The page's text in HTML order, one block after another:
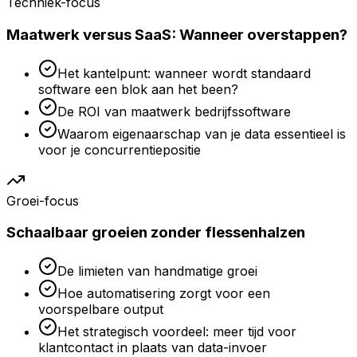
Maatwerk versus SaaS: Wanneer overstappen?
Het kantelpunt: wanneer wordt standaard
software een blok aan het been?
De ROI van maatwerk bedrijfssoftware
Waarom eigenaarschap van je data essentieel is
voor je concurrentiepositie
Groei-focus
Schaalbaar groeien zonder flessenhalzen
De limieten van handmatige groei
Hoe automatisering zorgt voor een
voorspelbare output
Het strategisch voordeel: meer tijd voor
klantcontact in plaats van data-invoer